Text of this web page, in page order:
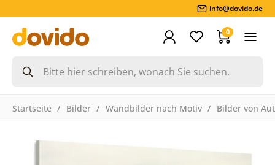
info@dovido.de
0
Startseite Bilder Wandbilder nach Motiv Bilder von